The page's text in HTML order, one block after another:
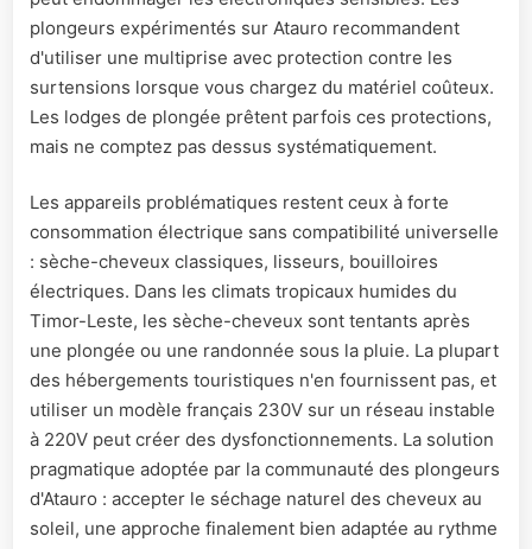
plongeurs expérimentés sur Atauro recommandent
d'utiliser une multiprise avec protection contre les
surtensions lorsque vous chargez du matériel coûteux.
Les lodges de plongée prêtent parfois ces protections,
mais ne comptez pas dessus systématiquement.
Les appareils problématiques restent ceux à forte
consommation électrique sans compatibilité universelle
: sèche-cheveux classiques, lisseurs, bouilloires
électriques. Dans les climats tropicaux humides du
Timor-Leste, les sèche-cheveux sont tentants après
une plongée ou une randonnée sous la pluie. La plupart
des hébergements touristiques n'en fournissent pas, et
utiliser un modèle français 230V sur un réseau instable
à 220V peut créer des dysfonctionnements. La solution
pragmatique adoptée par la communauté des plongeurs
d'Atauro : accepter le séchage naturel des cheveux au
soleil, une approche finalement bien adaptée au rythme